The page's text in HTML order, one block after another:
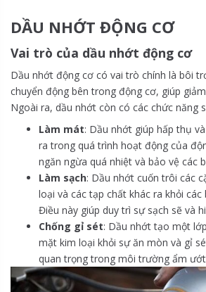
DẦU NHỚT ĐỘNG CƠ
Vai trò của dầu nhớt động cơ
Dầu nhớt động cơ có vai trò chính là bôi
chuyển động bên trong động cơ, giúp
Ngoài ra, dầu nhớt còn có các chức năng
Làm mát: Dầu nhớt giúp hấp thụ
ra trong quá trình hoạt động của
ngăn ngừa quá nhiệt và bảo vệ các
Làm sạch: Dầu nhớt cuốn trôi các
loại và các tạp chất khác ra khỏi các
Điều này giúp duy trì sự sạch sẽ và
Chống gỉ sét: Dầu nhớt tạo một
mặt kim loại khỏi sự ăn mòn và gỉ
quan trọng trong môi trường ẩm